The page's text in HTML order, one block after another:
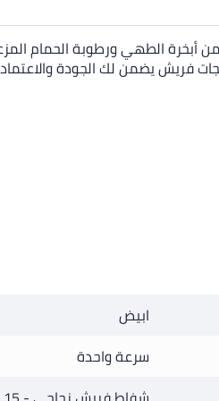
أبخرة الطهي ورطوبة الحمام
فريش يضمن لك الجودة
ابيض
سرعة واحدة